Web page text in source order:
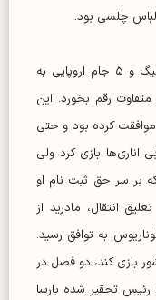
لباس چلسی بود.
دی استفانو در رئال مادرید ۸ قهرمانی در لیگ و ۵ جام اروپایی به
رقم بخورد. این
بارسلونا موافقت کرده بود و حتی
بازی کرد ولی
که بر سر حق ثبت نام او
انتقال، مادرید از
به توافق رسید.
بازی کند، دو فصل در
رئیس تحقیر شده بارسا